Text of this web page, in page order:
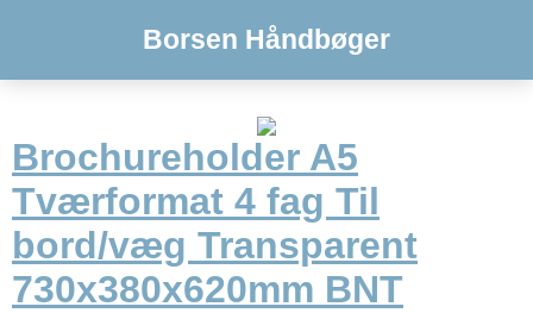
Borsen Håndbøger
Brochureholder A5
Tværformat 4 fag Til
bord/væg Transparent
730x380x620mm BNT